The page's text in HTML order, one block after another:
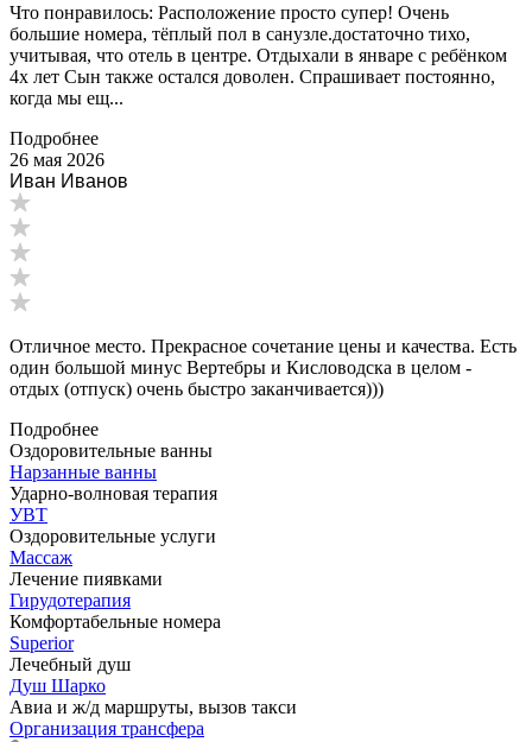
Что понравилось: Расположение просто супер! Очень
большие номера, тёплый пол в санузле.достаточно тихо,
учитывая, что отель в центре. Отдыхали в январе с ребёнком
4х лет Сын также остался доволен. Спрашивает постоянно,
когда мы ещ...
Подробнее
26 мая 2026
Иван Иванов
Отличное место. Прекрасное сочетание цены и качества. Есть
один большой минус Вертебры и Кисловодска в целом -
отдых (отпуск) очень быстро заканчивается)))
Подробнее
Оздоровительные ванны
Нарзанные ванны
Ударно-волновая терапия
УВТ
Оздоровительные услуги
Массаж
Лечение пиявками
Гирудотерапия
Комфортабельные номера
Superior
Лечебный душ
Душ Шарко
Авиа и ж/д маршруты, вызов такси
Организация трансфера